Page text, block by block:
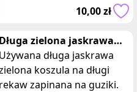
Coca-Cola z serii
10,00 zł
zielona jaskrawa
bawelniana
długa jaskrawa
koszula na długi
zapinana na guziki.